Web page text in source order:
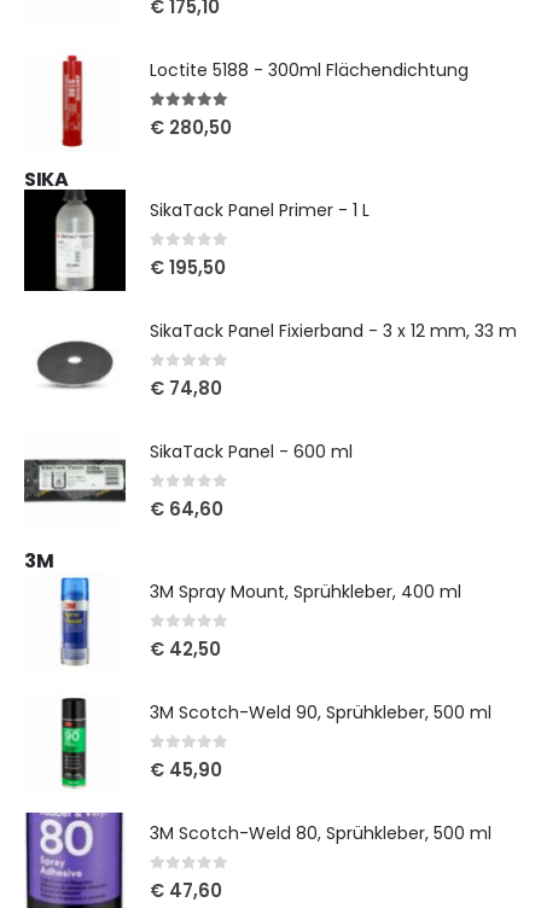
€175,10
Loctite 5188 - 300ml Flächendichtung
5out of 5
€ 280,50
SIKA
SikaTack Panel Primer - 1 L
0out of 5
€195,50
SikaTack Panel Fixierband - 3 x 12 mm, 33 m
0out of 5
€ 74,80
SikaTack Panel - 600 ml
0out of 5
€ 64,60
3M
3M Spray Mount, Sprühkleber, 400 ml
0out of 5
€ 42,50
3M Scotch-Weld 90, Sprühkleber, 500 ml
0out of 5
€ 45,90
3M Scotch-Weld 80, Sprühkleber, 500 ml
0out of 5
€ 47,60